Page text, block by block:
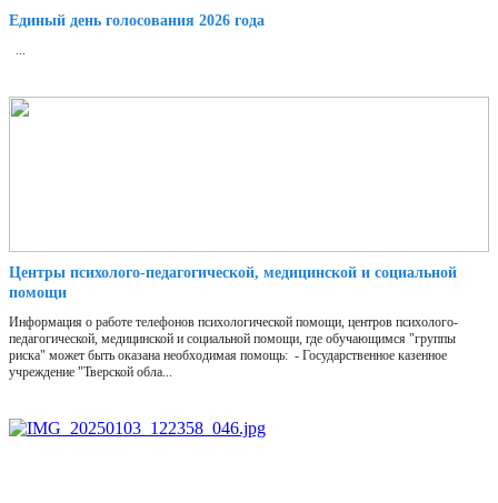
Единый день голосования 2026 года
...
Центры психолого-педагогической, медицинской и социальной
помощи
Информация о работе телефонов психологической помощи, центров психолого-
педагогической, медицинской и социальной помощи, где обучающимся "группы
риска" может быть оказана необходимая помощь: - Государственное казенное
учреждение "Тверской обла...